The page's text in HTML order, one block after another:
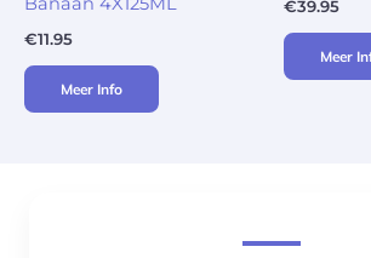
€11.95
Meer Info
€39.95
Meer